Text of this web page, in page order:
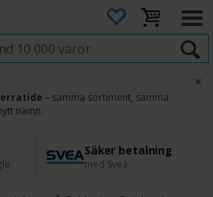
– samma sortiment, samma
namn.
×
Säker betalning
med Svea
45 dagars ångerrätt
Enkel retur